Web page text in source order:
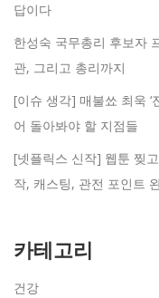
답이다
한성숙 국무총리 후보자
관, 그리고 총리까지
[이슈 생각] 매불쑈 최욱 ‘
어 돌아봐야 할 지점들
[넷플릭스 신작] 웹툰 찢
작, 캐스팅, 관전 포인트
카테고리
건강